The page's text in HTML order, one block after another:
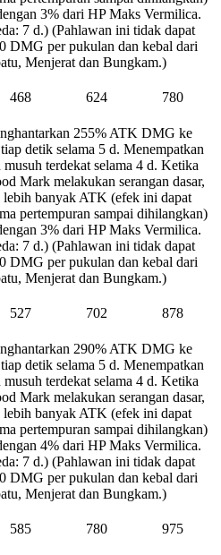
3% dari HP Maks Vermilica.
7 d.) (Pahlawan ini tidak dapat
DMG per pukulan dan kebal dari
Menjerat dan Bungkam.)
468 624 780
255% ATK DMG ke
detik selama 5 d. Menempatkan
terdekat selama 4 d. Ketika
Mark melakukan serangan dasar,
banyak ATK (efek ini dapat
pertempuran sampai dihilangkan)
3% dari HP Maks Vermilica.
7 d.) (Pahlawan ini tidak dapat
DMG per pukulan dan kebal dari
Menjerat dan Bungkam.)
527 702 878
290% ATK DMG ke
detik selama 5 d. Menempatkan
terdekat selama 4 d. Ketika
Mark melakukan serangan dasar,
banyak ATK (efek ini dapat
pertempuran sampai dihilangkan)
4% dari HP Maks Vermilica.
7 d.) (Pahlawan ini tidak dapat
DMG per pukulan dan kebal dari
Menjerat dan Bungkam.)
585 780 975